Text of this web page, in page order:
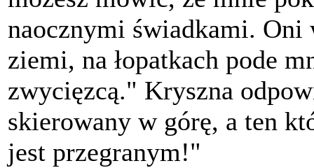
naocznymi świadkami. Oni
ziemi, na łopatkach pode
zwycięzcą." Kryszna
skierowany w górę, a ten
jest przegranym!"